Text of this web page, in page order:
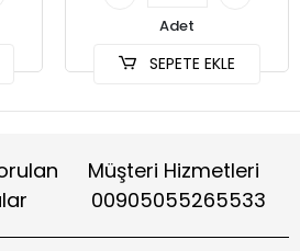
Adet
SEPETE EKLE
Müşteri Hizmetleri
00905055265533